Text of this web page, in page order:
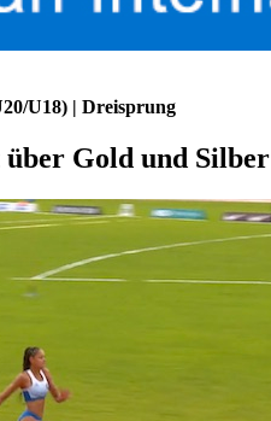
U18) | Dreisprung
Gold und Silber